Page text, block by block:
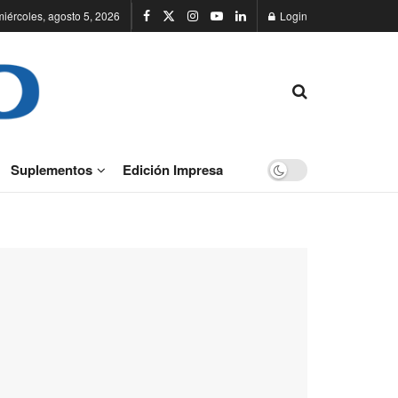
agosto 5, 2026 Login
Suplementos Edición Impresa